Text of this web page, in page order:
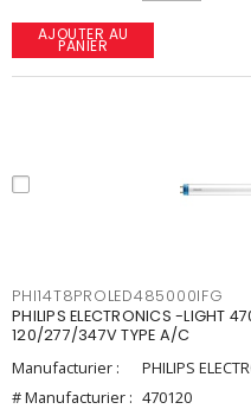
AJOUTER AU
PANIER
PHI14T8PROLED485000IFG
PHILIPS ELECTRONICS -LIGHT
120/277/347V TYPE A/C
Manufacturier :
PHILIPS
# Manufacturier : 470120